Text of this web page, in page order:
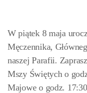
W piątek 8 maja
Męczennika,
naszej Parafii.
Mszy Świętych o
Majowe o godz.